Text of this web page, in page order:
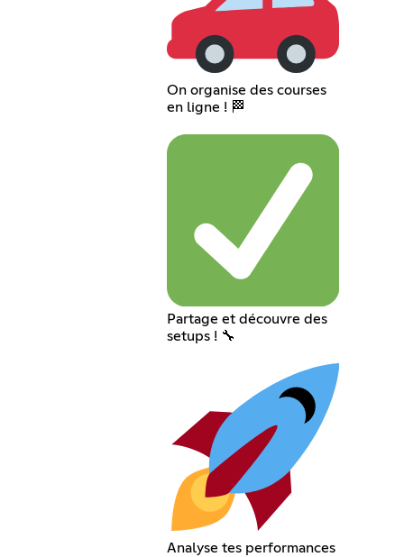
On organise des courses
en ligne ! 🏁
Partage et découvre des
setups ! 🔧
Analyse tes performances